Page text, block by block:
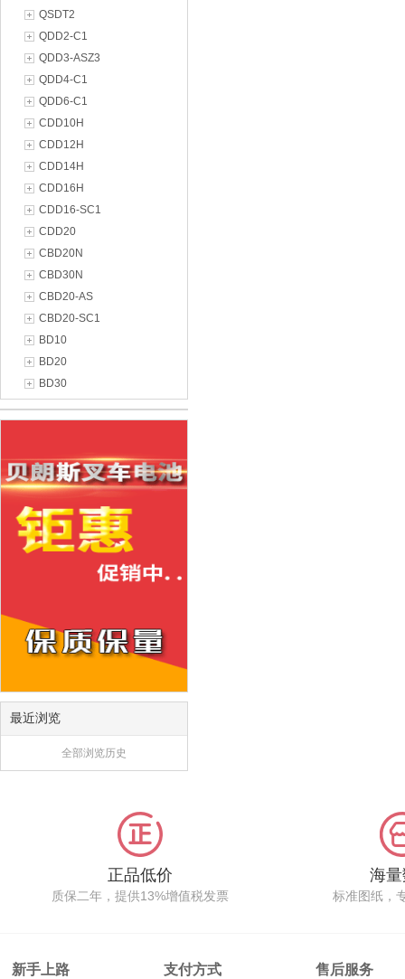
QSDT2
QDD2-C1
QDD3-ASZ3
QDD4-C1
QDD6-C1
CDD10H
CDD12H
CDD14H
CDD16H
CDD16-SC1
CDD20
CBD20N
CBD30N
CBD20-AS
CBD20-SC1
BD10
BD20
BD30
最近浏览
全部浏览历史
正品低价
质保二年，提供13%增值税发票
海
标准图纸，
新手上路 支付方式 售后服务